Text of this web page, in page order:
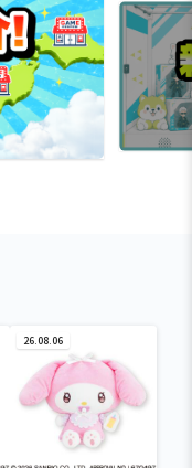
26.08.06